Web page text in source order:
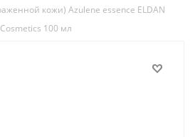
кожи) Azulene essence ELDAN
Cosmetics 100 мл